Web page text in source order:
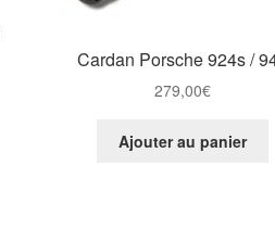
Cardan Porsche 924s /
279,00€
Ajouter au panier